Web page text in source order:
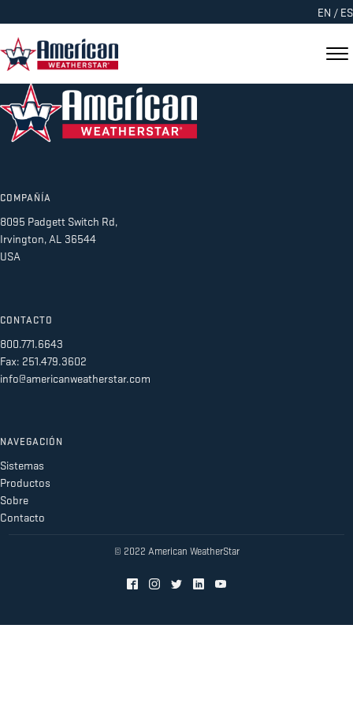
EN / ES
COMPAÑÍA
8095 Padgett Switch Rd,
Irvington, AL 36544
USA
CONTACTO
800.771.6643
Fax: 251.479.3602
info@americanweatherstar.com
NAVEGACIÓN
Sistemas
Productos
Sobre
Contacto
© 2022 American WeatherStar